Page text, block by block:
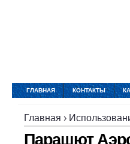
ГЛАВНАЯ КОНТАКТЫ
Главная ›
Парашют